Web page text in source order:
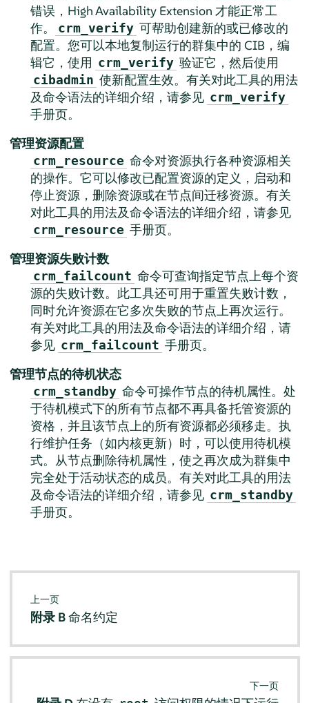
错误，High Availability Extension 才能正常工
作。
crm_verify 可帮助创建新的或已修改的
配置。您可以本地复制运行的群集中的 CIB，编
辑它，使用 crm_verify 验证它，然后使用
cibadmin 使新配置生效。有关对此工具的用法
及命令语法的详细介绍，请参见 crm_verify
手册页。
管理资源配置
crm_resource 命令对资源执行各种资源相关
的操作。它可以修改已配置资源的定义，启动和
停止资源，删除资源或在节点间迁移资源。有关
对此工具的用法及命令语法的详细介绍，请参见
crm_resource 手册页。
管理资源失败计数
crm_failcount 命令可查询指定节点上每个资
源的失败计数。此工具还可用于重置失败计数，
同时允许资源在它多次失败的节点上再次运行。
有关对此工具的用法及命令语法的详细介绍，请
参见 crm_failcount 手册页。
管理节点的待机状态
crm_standby 命令可操作节点的待机属性。处
于待机模式下的所有节点都不再具备托管资源的
资格，并且该节点上的所有资源都必须移走。执
行维护任务（如内核更新）时，可以使用待机模
式。从节点删除待机属性，使之再次成为群集中
完全处于活动状态的成员。有关对此工具的用法
及命令语法的详细介绍，请参见 crm_standby
手册页。
上一页
附录 B命名约定
下一页